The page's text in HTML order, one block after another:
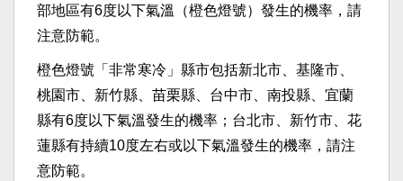
部地區有6度以下氣溫（橙色燈號）發生的機率，請
注意防範。
橙色燈號「非常寒冷」縣市包括新北市、基隆市、
桃園市、新竹縣、苗栗縣、台中市、南投縣、宜蘭
縣有6度以下氣溫發生的機率；台北市、新竹市、花
蓮縣有持續10度左右或以下氣溫發生的機率，請注
意防範。